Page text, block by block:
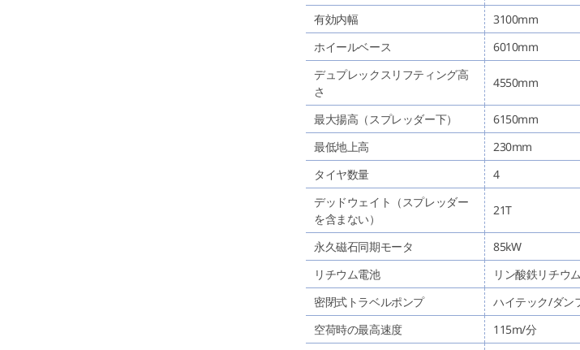
有効内幅
3100mm
ホイールベース
6010mm
デュプレックスリフティング高
さ
4550mm
最大揚高（スプレッダー下） 6150mm
最低地上高
230mm
タイヤ数量
4
デッドウェイト（スプレッダー
を含まない）
21T
永久磁石同期モータ 85kW
リチウム電池
リン酸鉄リチウム
密閉式トラベルポンプ
ハイテック/ダン
空荷時の最高速度
115m/分